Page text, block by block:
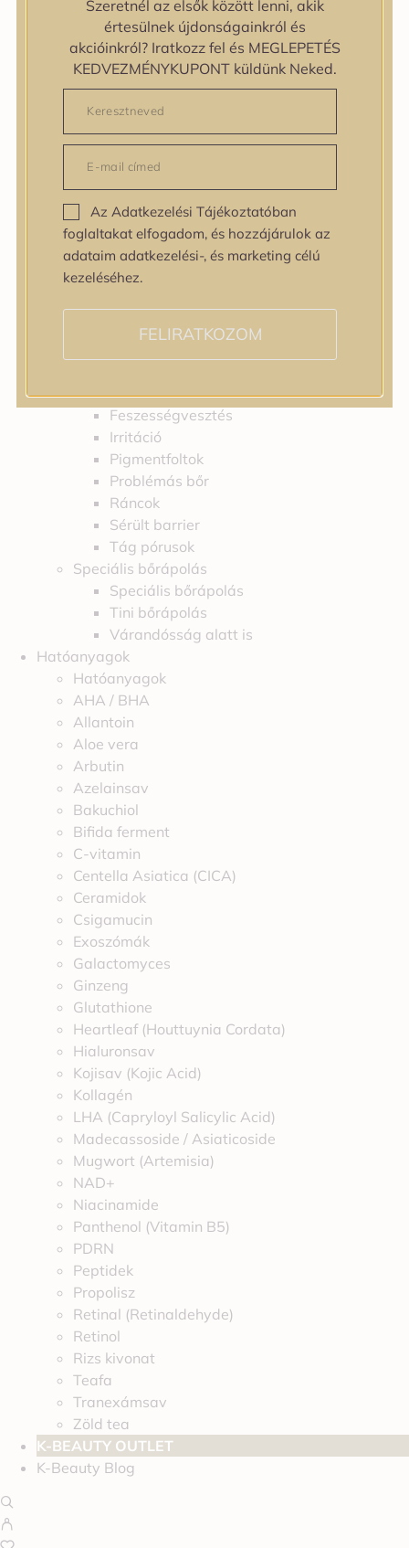
zipiderm
Bőrállapot
Bőrállapot
Bőrtípus
Bőrtípus
Kombinált
Száraz
Zsíros
Bőrprobléma
Bőrprobléma
Bőrpír
Dehidratált bőr
Egyenetlen bőrtextúra
Egyenetlen tónus
Fakóság
Feszességvesztés
Irritáció
Pigmentfoltok
Problémás bőr
Ráncok
Sérült barrier
Tág pórusok
Speciális bőrápolás
Speciális bőrápolás
Tini bőrápolás
Várandósság alatt is
Hatóanyagok
Hatóanyagok
AHA / BHA
Allantoin
Aloe vera
Arbutin
Azelainsav
Bakuchiol
Bifida ferment
C-vitamin
Centella Asiatica (CICA)
Ceramidok
Csigamucin
Exoszómák
Galactomyces
Ginzeng
Glutathione
Heartleaf (Houttuynia Cordata)
Hialuronsav
Kojisav (Kojic Acid)
Kollagén
LHA (Capryloyl Salicylic Acid)
Madecassoside / Asiaticoside
Mugwort (Artemisia)
NAD+
Niacinamide
Panthenol (Vitamin B5)
PDRN
Peptidek
Propolisz
Retinal (Retinaldehyde)
Retinol
Rizs kivonat
Teafa
Tranexámsav
Zöld tea
K-BEAUTY OUTLET
K-Beauty Blog
Szeretnél az elsők között lenni, akik
értesülnek újdonságainkról és
akcióinkról? Iratkozz fel és MEGLEPETÉS
KEDVEZMÉNYKUPONT küldünk Neked.
Az Adatkezelési Tájékoztatóban
foglaltakat elfogadom, és hozzájárulok az
adataim adatkezelési-, és marketing célú
kezeléséhez.
FELIRATKOZOM